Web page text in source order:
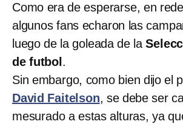
Como era de esperarse, en
algunos fans echaron las
luego de la goleada de la
de futbol .
Sin embargo, como bien dijo el
David Faitelson, se debe ser
mesurado a estas alturas, ya